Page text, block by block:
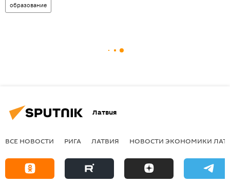
образование
Латвия
ВСЕ НОВОСТИ РИГА ЛАТВИЯ НОВОСТИ ЭКОНОМИКИ